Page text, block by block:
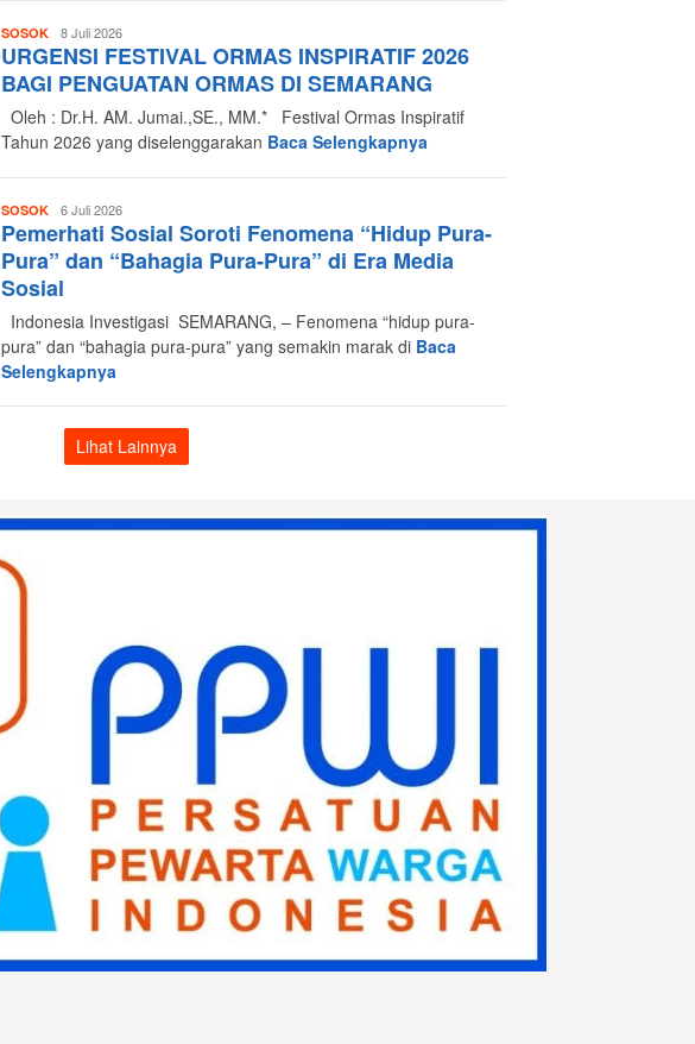
SOSOK Redaksi
Indonesia
Investigasi
8 Juli 2026
URGENSI FESTIVAL ORMAS INSPIRATIF 2026
BAGI PENGUATAN ORMAS DI SEMARANG
Oleh : Dr.H. AM. Jumai.,SE., MM.* Festival Ormas Inspiratif
Tahun 2026 yang diselenggarakan Baca Selengkapnya
SOSOK Redaksi
Indonesia
Investigasi
6 Juli 2026
Pemerhati Sosial Soroti Fenomena “Hidup Pura-
Pura” dan “Bahagia Pura-Pura” di Era Media
Sosial
Indonesia Investigasi SEMARANG, – Fenomena “hidup pura-
pura” dan “bahagia pura-pura” yang semakin marak di Baca
Selengkapnya
Lihat Lainnya